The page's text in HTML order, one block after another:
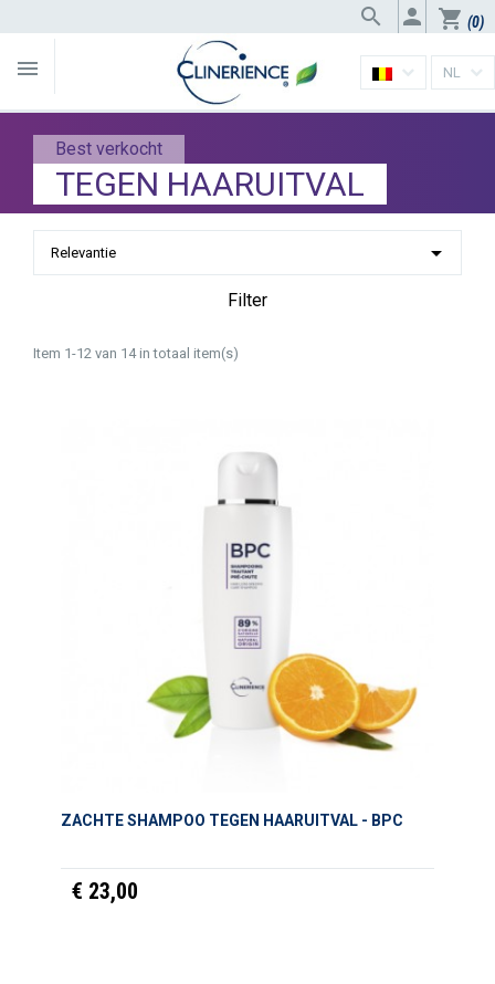

shopping_cart (0)


NL
Best verkocht
TEGEN HAARUITVAL
Relevantie 
Filter
Item 1-12 van 14 in totaal item(s)
ZACHTE SHAMPOO TEGEN HAARUITVAL - BPC
€ 23,00